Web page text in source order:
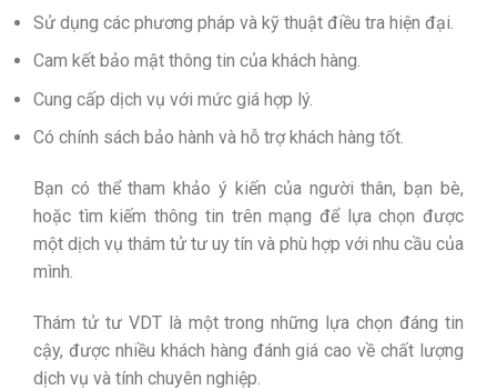
Sử dụng các phương pháp và kỹ thuật điều tra hiện đại.
Cam kết bảo mật thông tin của khách hàng.
Cung cấp dịch vụ với mức giá hợp lý.
Có chính sách bảo hành và hỗ trợ khách hàng tốt.
Bạn có thể tham khảo ý kiến của người thân, bạn bè,
hoặc tìm kiếm thông tin trên mạng để lựa chọn được
một dịch vụ thám tử tư uy tín và phù hợp với nhu cầu của
mình.
Thám tử tư VDT là một trong những lựa chọn đáng tin
cậy, được nhiều khách hàng đánh giá cao về chất lượng
dịch vụ và tính chuyên nghiệp.